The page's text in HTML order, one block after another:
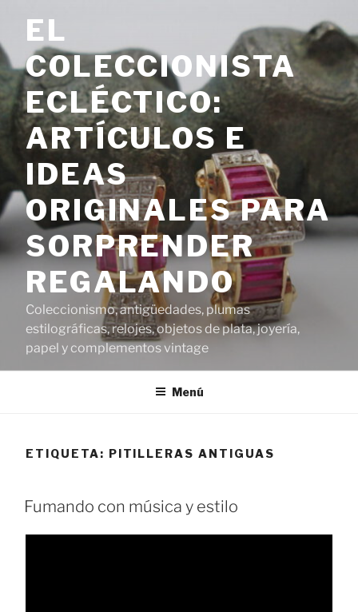
contenido
EL
COLECCIONISTA
ECLÉCTICO:
ARTÍCULOS E
IDEAS
ORIGINALES PARA
SORPRENDER
REGALANDO
Coleccionismo, antigüedades, plumas
estilográficas, relojes, objetos de plata, joyería,
papel y complementos vintage
Menú
ETIQUETA: PITILLERAS ANTIGUAS
Fumando con música y estilo